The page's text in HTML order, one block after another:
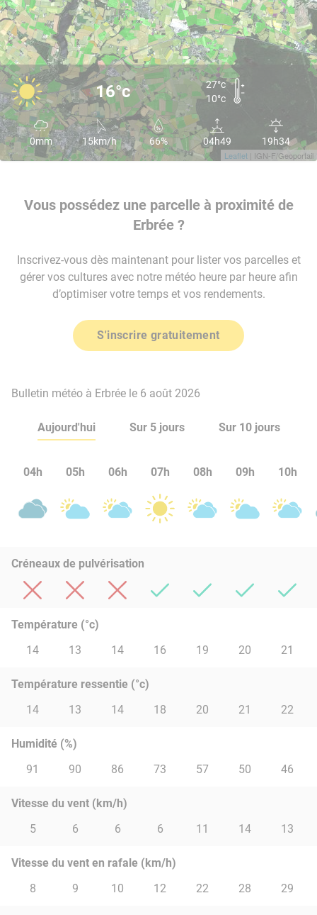
Leaflet | IGN-F/Geoportail
16°c
27°c
10°c
0mm 15km/h 66% 04h49 19h34
Vous possédez une parcelle à proximité de
Erbrée ?
Inscrivez-vous dès maintenant pour lister vos parcelles et
gérer vos cultures avec notre météo heure par heure afin
d’optimiser votre temps et vos rendements.
S'inscrire gratuitement
Bulletin météo à Erbrée le 6 août 2026
Aujourd'hui Sur 5 jours Sur 10 jours
04h 05h 06h 07h 08h 09h 10h
Créneaux de pulvérisation
Température (°c)
14
13 14 16 19 20 21
Température ressentie (°c)
14
13 14 18 20 21 22
Humidité (%)
91
90 86 73 57 50 46
Vitesse du vent (km/h)
5
6 6 6 11 14 13
Vitesse du vent en rafale (km/h)
8
9 10 12 22 28 29